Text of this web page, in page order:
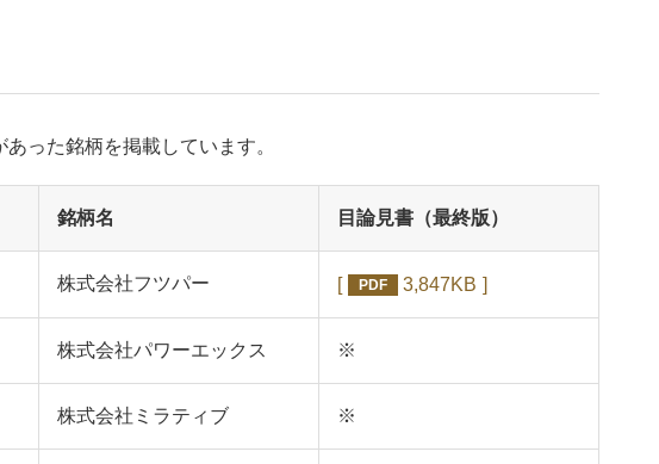
った銘柄を掲載しています。
銘柄名 目論見書（最終版）
株式会社フツパー PDF 3,847KB
株式会社パワーエックス ※
株式会社ミラティブ ※